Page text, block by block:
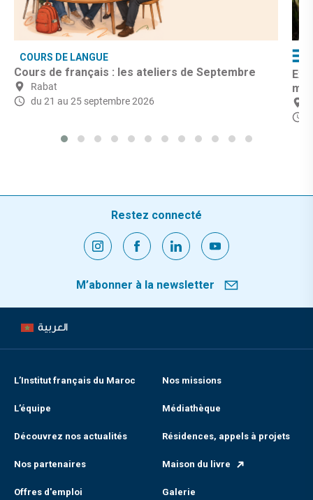
COURS DE LANGUE
Cours de français : les ateliers de Septembre
Rabat
du 21 au 25 septembre 2026
Restez connecté
M’abonner à la newsletter
العربية
L’Institut français du Maroc Nos missions
L’équipe Médiathèque
Découvrez nos actualités Résidences, appels à projets
Nos partenaires Maison du livre
Offres d'emploi Galerie